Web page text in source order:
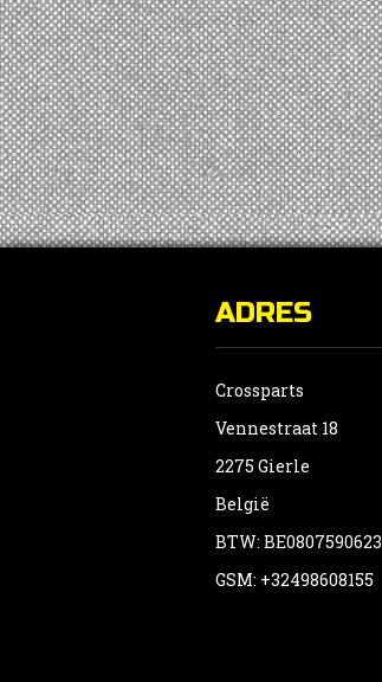
ADRES
Crossparts
Vennestraat 18
2275 Gierle
België
BTW: BE0807590623
GSM: +32498608155